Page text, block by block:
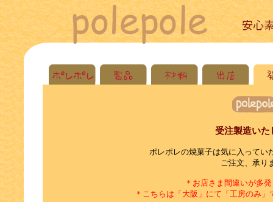
受注製造いた
ポレポレの焼菓子は気に入ってい
ご注文、承り
＊お店さま間違いが多
＊こちらは「大阪」にて「工房のみ